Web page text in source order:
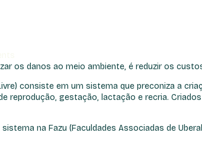
os danos ao meio ambiente, é reduzir os
consiste em um sistema que preconiza a
reprodução, gestação, lactação e recria.
na Fazu (Faculdades Associadas de